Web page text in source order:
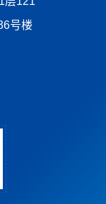
号楼